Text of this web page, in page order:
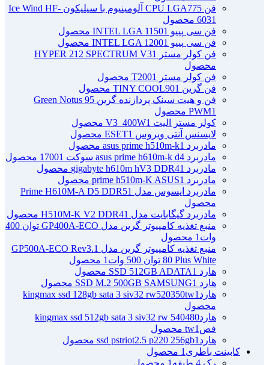
فن CPU LGA775 آلومینیوم با سیلیکون Ice Wind HF-
6031 محصول
فن سی پییو INTEL LGA 1150 1 محصول
فن سی پییو INTEL LGA 1200 1 محصول
فن کولر مستر HYPER 212 SPECTRUM V3
1
محصول
فن کولر مستر T200
1 محصول
فن گرین TINY COOL90 1 محصول
فن و هیت سینک پردازنده گرین Green Notus 95
PWM1 محصول
کولر مستر الیت V3_400W 1 محصول
لایسنس آنتی ویروس ESET 1 محصول
مادربرد asus prime h510m-k 1 محصول
مادربرد asus prime h610m-k d4 سوکت 1700
1 محصول
مادربرد gigabyte h610m hV3 DDR4 1 محصول
مادربرد prime h510m-K ASUS 1 محصول
مادربرد ایسوس مدل Prime H610M-A D5 DDR5 1
محصول
مادربرد گیگابایت مدل H510M-K V2 DDR4 1 محصول
منبع تغذیه کامپیوتر گرین مدل GP400A-ECO توان 400
وات 1 محصول
منبع تغذیه کامپیوتر گرین مدل GP500A-ECO Rev3.1
80 Plus White توان 500 وات
1 محصول
هارد SSD 512GB ADATA 1 محصول
هارد SSD M.2 500GB SAMSUNG 1 محصول
هاردkingmax ssd 128gb sata 3 siv32 rw520350tw 1
محصول
هاردkingmax ssd 512gb sata 3 siv32 rw 540480
فصtw 1 محصول
هاردssd pstriot2.5 p220 256gb 1 محصول
کابینت باطری 1 محصول
رک 4 طبقه
1 محصول